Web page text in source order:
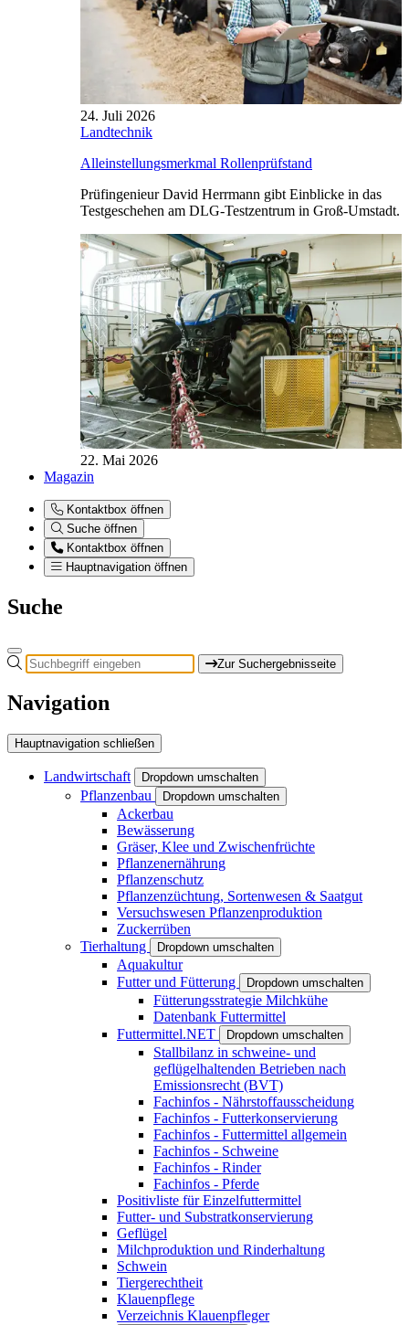
24. Juli 2026
Landtechnik
Alleinstellungsmerkmal Rollenprüfstand
Prüfingenieur David Herrmann gibt Einblicke in das
Testgeschehen am DLG-Testzentrum in Groß-Umstadt.
22. Mai 2026
Magazin
Kontaktbox öffnen
Suche öffnen
Kontaktbox öffnen
Hauptnavigation öffnen
Suche
Zur Suchergebnisseite
Navigation
Hauptnavigation schließen
Landwirtschaft Dropdown umschalten
Pflanzenbau Dropdown umschalten
Ackerbau
Bewässerung
Gräser, Klee und Zwischenfrüchte
Pflanzenernährung
Pflanzenschutz
Pflanzenzüchtung, Sortenwesen & Saatgut
Versuchswesen Pflanzenproduktion
Zuckerrüben
Tierhaltung
Dropdown umschalten
Aquakultur
Futter und Fütterung
Dropdown umschalten
Fütterungsstrategie Milchkühe
Datenbank Futtermittel
Futtermittel.NET
Dropdown umschalten
Stallbilanz in schweine- und
geflügelhaltenden Betrieben nach
Emissionsrecht (BVT)
Fachinfos - Nährstoffausscheidung
Fachinfos - Futterkonservierung
Fachinfos - Futtermittel allgemein
Fachinfos - Schweine
Fachinfos - Rinder
Fachinfos - Pferde
Positivliste für Einzelfuttermittel
Futter- und Substratkonservierung
Geflügel
Milchproduktion und Rinderhaltung
Schwein
Tiergerechtheit
Klauenpflege
Verzeichnis Klauenpfleger